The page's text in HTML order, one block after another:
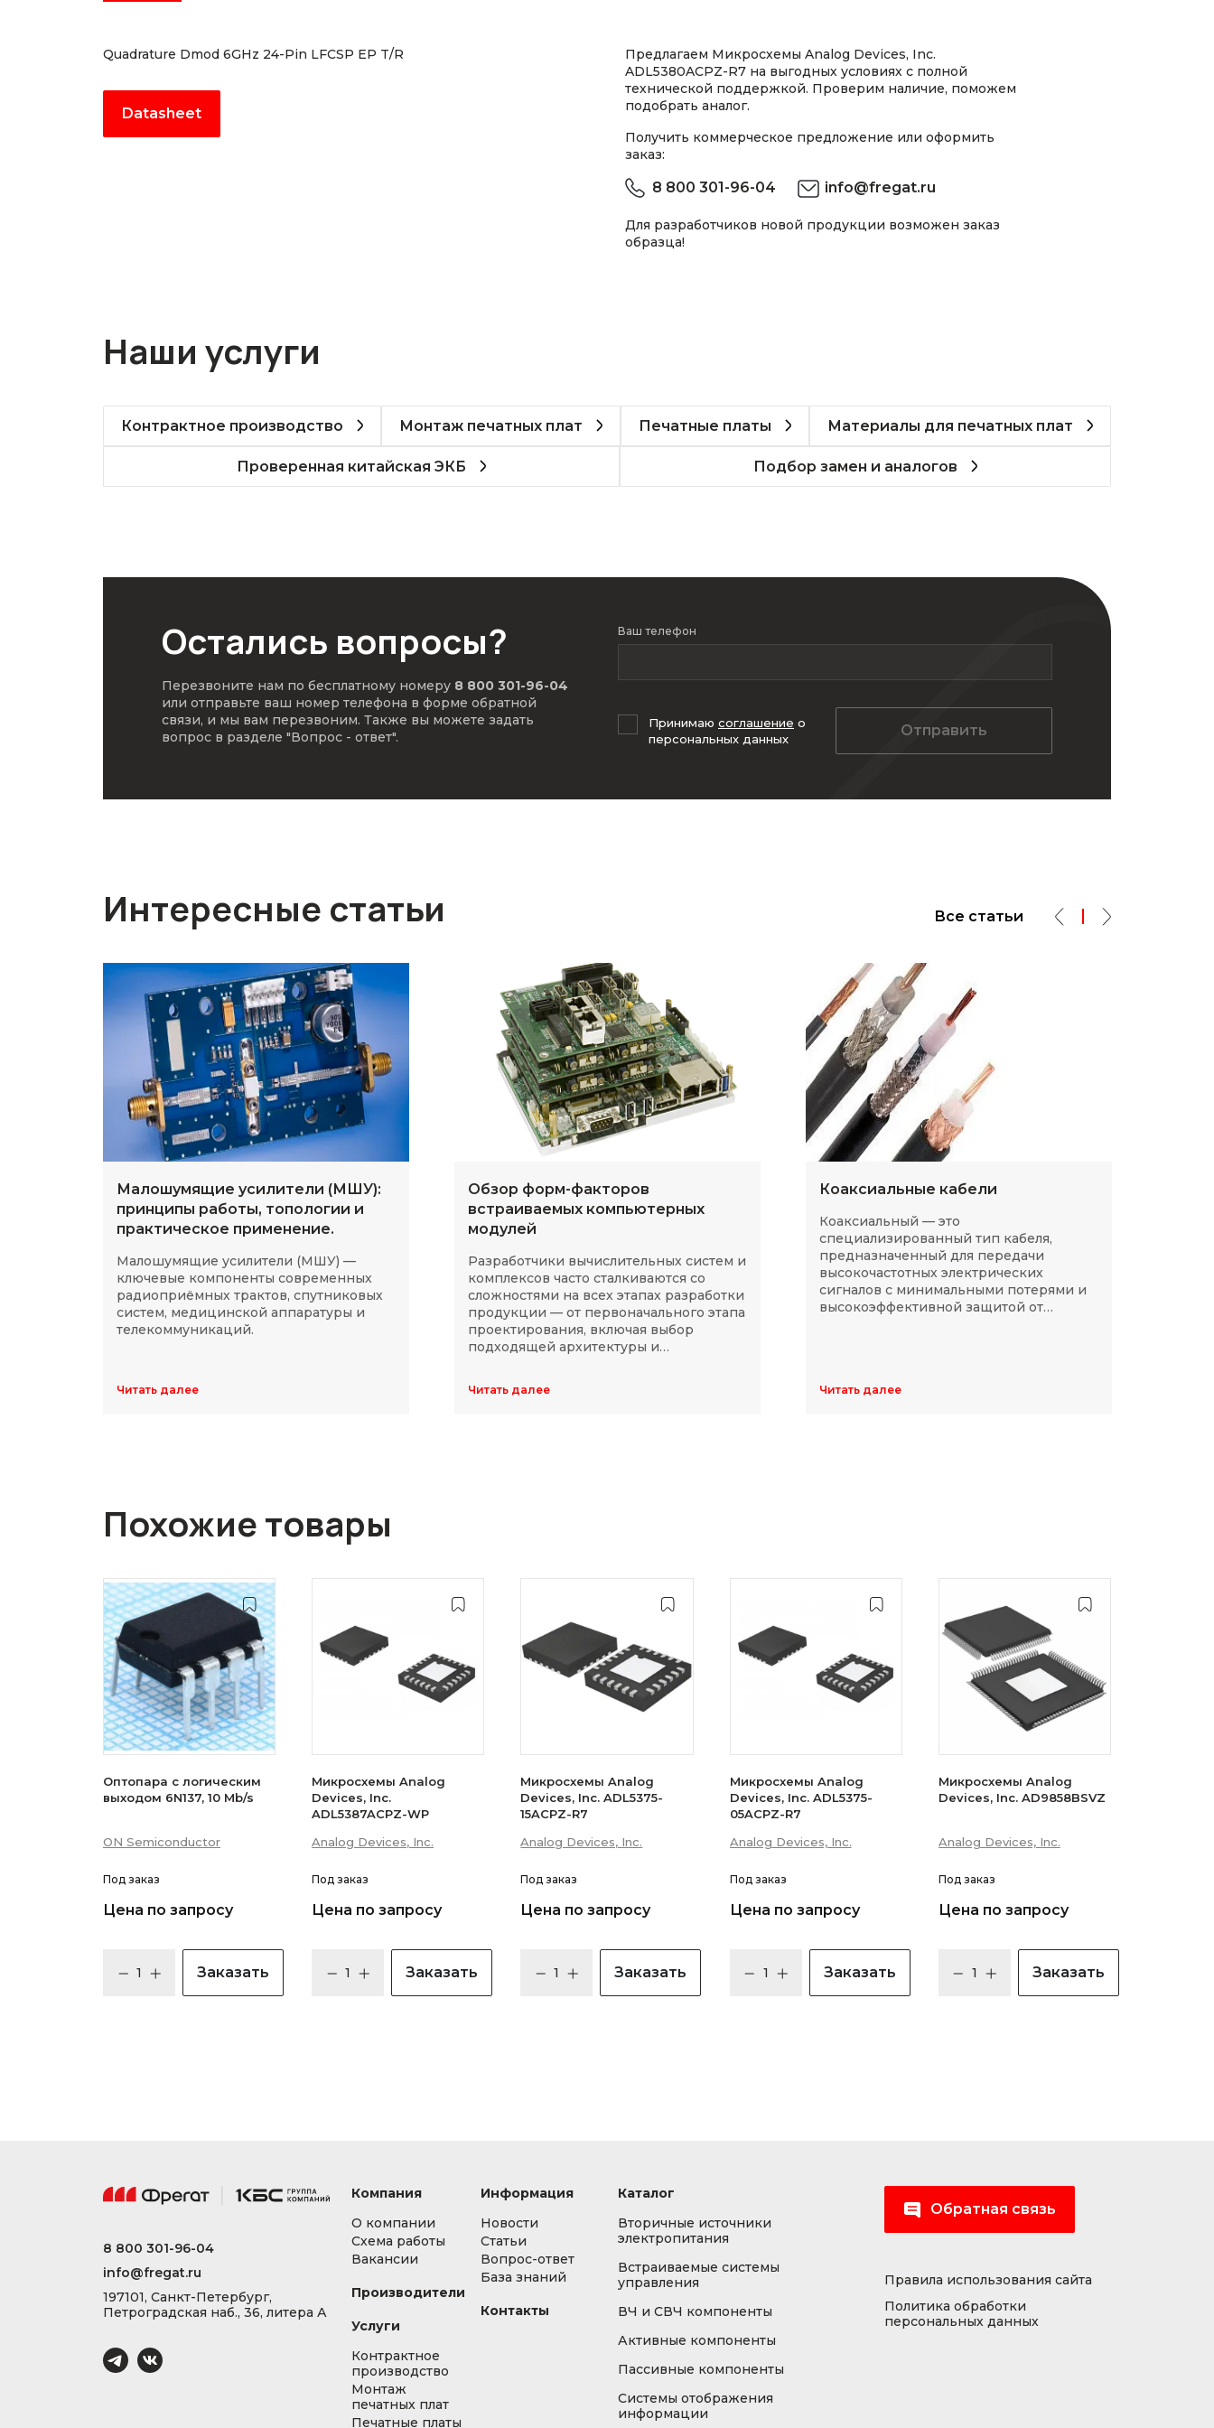
Quadrature Dmod 6GHz 24-Pin LFCSP EP T/R
Datasheet
Предлагаем Микросхемы Analog Devices, Inc.
ADL5380ACPZ-R7 на выгодных условиях с полной
технической поддержкой. Проверим наличие, поможем
подобрать аналог.
Получить коммерческое предложение или оформить
заказ:
8 800 301-96-04 info@fregat.ru
Для разработчиков новой продукции возможен заказ
образца!
Наши услуги
Контрактное производство Монтаж печатных плат Печатные платы Материалы для печатных плат
Проверенная китайская ЭКБ Подбор замен и аналогов
Остались вопросы?
Перезвоните нам по бесплатному номеру 8 800 301-96-04
или отправьте ваш номер телефона в форме обратной
связи, и мы вам перезвоним. Также вы можете задать
вопрос в разделе "Вопрос - ответ".
Ваш телефон
Принимаю соглашение о
персональных данных
Отправить
Интересные статьи Все статьи
Малошумящие усилители (МШУ):
принципы работы, топологии и
практическое применение.
Малошумящие усилители (МШУ) —
ключевые компоненты современных
радиоприёмных трактов, спутниковых
систем, медицинской аппаратуры и
телекоммуникаций.
Читать далее
Обзор форм-факторов
встраиваемых компьютерных
модулей
Разработчики вычислительных систем и
комплексов часто сталкиваются со
сложностями на всех этапах разработки
продукции — от первоначального этапа
проектирования, включая выбор
подходящей архитектуры и
длительного массового производства.
Читать далее
Коаксиальные кабели
Коаксиальный — это
специализированный тип кабеля,
предназначенный для передачи
высокочастотных электрических
сигналов с минимальными потерями и
высокоэффективной защитой от
Читать далее
Похожие товары
Оптопара с логическим
выходом 6N137, 10 Mb/s
ON Semiconductor
Под заказ
Цена по запросу
Заказать
Микросхемы Analog
Devices, Inc.
ADL5387ACPZ-WP
Analog Devices, Inc.
Под заказ
Цена по запросу
Заказать
Микросхемы Analog
Devices, Inc. ADL5375-
15ACPZ-R7
Analog Devices, Inc.
Под заказ
Цена по запросу
Заказать
Микросхемы Analog
Devices, Inc. ADL5375-
05ACPZ-R7
Analog Devices, Inc.
Под заказ
Цена по запросу
Заказать
Микросхемы Analog
Devices, Inc. AD9858BSVZ
Analog Devices, Inc.
Под заказ
Цена по запросу
Заказать
8 800 301-96-04
info@fregat.ru
197101, Санкт-Петербург,
Петроградская наб., 36, литера А
Компания
О компании
Схема работы
Вакансии
Производители
Услуги
Контрактное
производство
Монтаж
печатных плат
Печатные платы
Информация
Новости
Статьи
Вопрос-ответ
База знаний
Контакты
Каталог
Вторичные источники
электропитания
Встраиваемые системы
управления
ВЧ и СВЧ компоненты
Активные компоненты
Пассивные компоненты
Системы отображения
информации
Обратная связь
Правила использования сайта
Политика обработки
персональных данных